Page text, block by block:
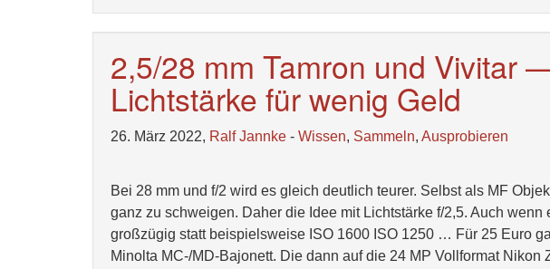
2,5/28 mm Tamron und Vivitar
Lichtstärke für wenig Geld
26. März 2022, Ralf Jannke - Wissen, Sammeln, Ausprobieren
Bei 28 mm und f/2 wird es gleich deutlich teurer. Selbst als MF
ganz zu schweigen. Daher die Idee mit Lichtstärke f/2,5. Auch
großzügig statt beispielsweise ISO 1600 ISO 1250 … Für 25 Euro
Minolta MC-/MD-Bajonett. Die dann auf die 24 MP Vollformat Nikon